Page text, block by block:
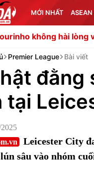
MỚI NHẤT
hài lòng với Real
Premier League Bài viết
đằng
tại
Leicester City
sâu vào nhóm